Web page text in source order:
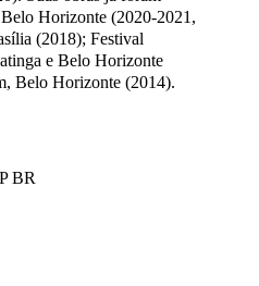
Horizonte (2020-2021,
(2018); Festival
e Belo Horizonte
Belo Horizonte (2014).
BR